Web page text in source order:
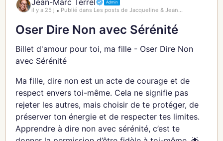
compliquent. 🌟
Ma fille, sache que tu as le droit de choisir les
énergie. Ce choix n’est pas égoïste, mais essentiel
pour protéger ta paix intérieure et ta confiance en
tu t’accordes. 🌸
Privilégie les liens où la réciprocité est naturelle.
Une relation équilibrée est celle où donner et
recevoir se font sans calcul, où l’échange est fluide
Jean-Marc Terrel Admin
il y a 25 j Publié dans Les posts de Jacqueline & Jean...
Oser Dire Non avec Sérénité
Billet d'amour pour toi, ma fille - Oser Dire Non
avec Sérénité
Ma fille, dire non est un acte de courage et de
respect envers toi-même. Cela ne signifie pas
rejeter les autres, mais choisir de te protéger, de
préserver ton énergie et de respecter tes limites.
Apprendre à dire non avec sérénité, c’est te